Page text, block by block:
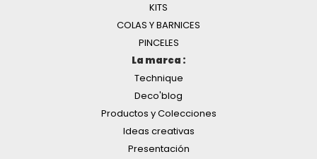
KITS
COLAS Y BARNICES
PINCELES
La marca :
Technique
Deco'blog
Productos y Colecciones
Ideas creativas
Presentación